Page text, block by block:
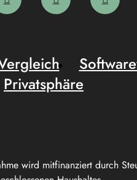
wird mitfinanziert durch
Privatsphäre